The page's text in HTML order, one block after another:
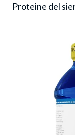
Proteine del